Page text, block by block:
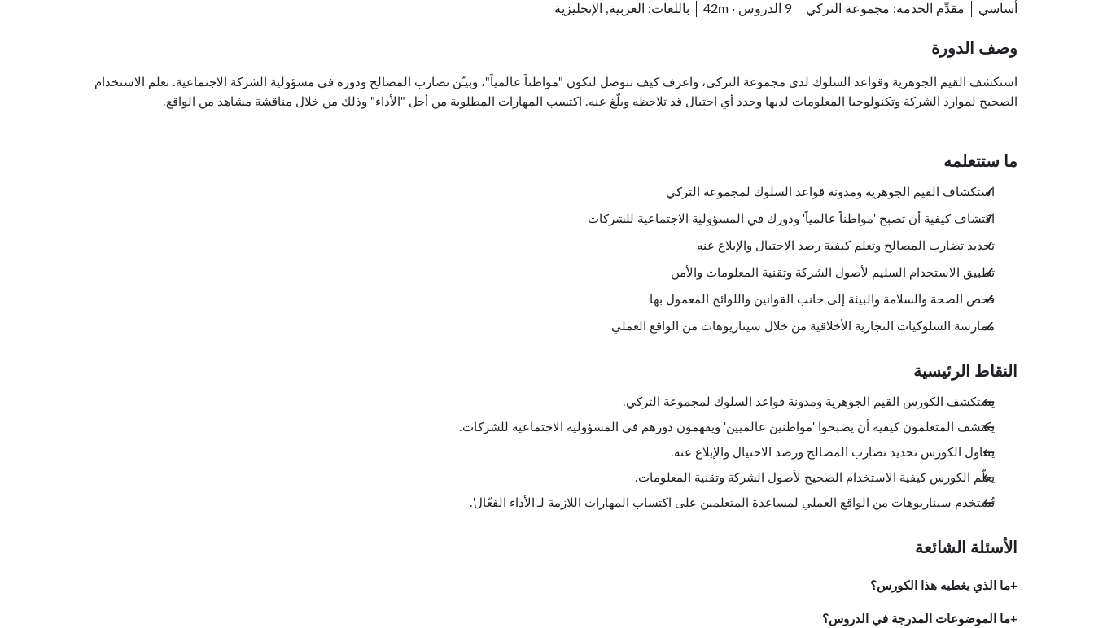
أساسي مقدِّم الخدمة: مجموعة التركي 9 الدروس ·
42m باللغات: العربية, الإنجليزية
وصف الدورة
استكشف القيم الجوهرية وقواعد السلوك لدى مجموعة التركي، واعرف كيف تتوصل لتكون "مواطناً عالمياً"، وبيـّن تضارب المصالح ودوره في مسؤولية الشركة الاجتماعية. تعلم الاستخدام
الصحيح لموارد الشركة وتكنولوجيا المعلومات لديها وحدد أي احتيال قد تلاحظه وبلّغ عنه. اكتسب المهارات المطلوبة من أجل "الأداء" وذلك من خلال مناقشة مشاهد من الواقع.
ما ستتعلمه
استكشاف القيم الجوهرية ومدونة قواعد السلوك لمجموعة التركي
اكتشاف كيفية أن تصبح 'مواطناً عالمياً' ودورك في المسؤولية الاجتماعية للشركات
تحديد تضارب المصالح وتعلم كيفية رصد الاحتيال والإبلاغ عنه
تطبيق الاستخدام السليم لأصول الشركة وتقنية المعلومات والأمن
فحص الصحة والسلامة والبيئة إلى جانب القوانين واللوائح المعمول بها
ممارسة السلوكيات التجارية الأخلاقية من خلال سيناريوهات من الواقع العملي
النقاط الرئيسية
يستكشف الكورس القيم الجوهرية ومدونة قواعد السلوك لمجموعة التركي.
يكتشف المتعلمون كيفية أن يصبحوا 'مواطنين عالميين' ويفهمون دورهم في المسؤولية الاجتماعية للشركات.
يتناول الكورس تحديد تضارب المصالح ورصد الاحتيال والإبلاغ عنه.
يعلّم الكورس كيفية الاستخدام الصحيح لأصول الشركة وتقنية المعلومات.
تُستخدم سيناريوهات من الواقع العملي لمساعدة المتعلمين على اكتساب المهارات اللازمة لـ'الأداء الفعّال'.
الأسئلة الشائعة
ما الذي يغطيه هذا الكورس؟
ما الموضوعات المدرجة في الدروس؟